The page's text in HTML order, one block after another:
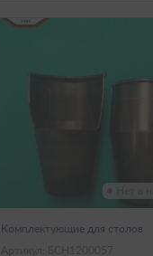
Комплектующие для столов